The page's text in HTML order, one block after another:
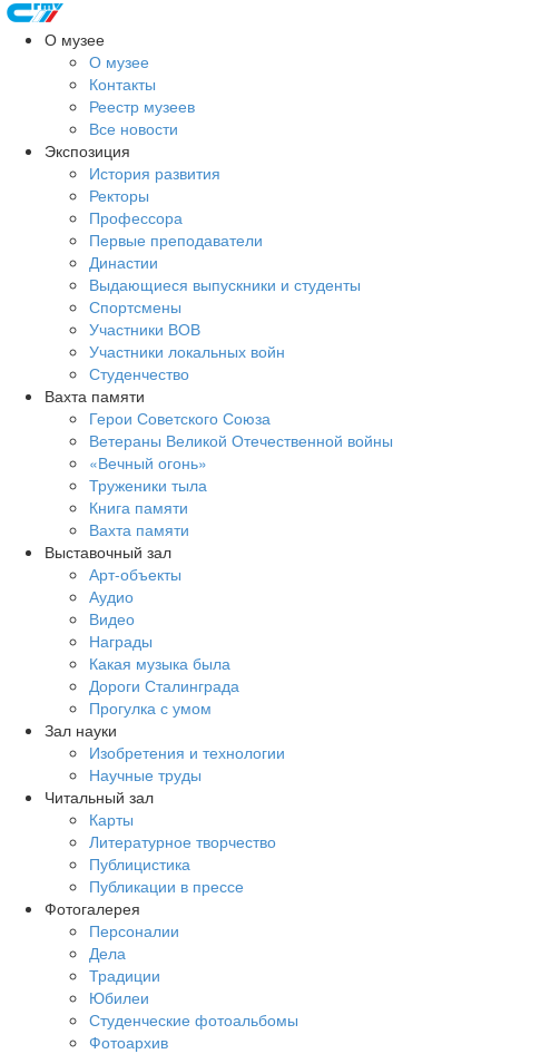
О музее
О музее
Контакты
Реестр музеев
Все новости
Экспозиция
История развития
Ректоры
Профессора
Первые преподаватели
Династии
Выдающиеся выпускники и студенты
Спортсмены
Участники ВОВ
Участники локальных войн
Студенчество
Вахта памяти
Герои Советского Союза
Ветераны Великой Отечественной войны
«Вечный огонь»
Труженики тыла
Книга памяти
Вахта памяти
Выставочный зал
Арт-объекты
Аудио
Видео
Награды
Какая музыка была
Дороги Сталинграда
Прогулка с умом
Зал науки
Изобретения и технологии
Научные труды
Читальный зал
Карты
Литературное творчество
Публицистика
Публикации в прессе
Фотогалерея
Персоналии
Дела
Традиции
Юбилеи
Студенческие фотоальбомы
Фотоархив